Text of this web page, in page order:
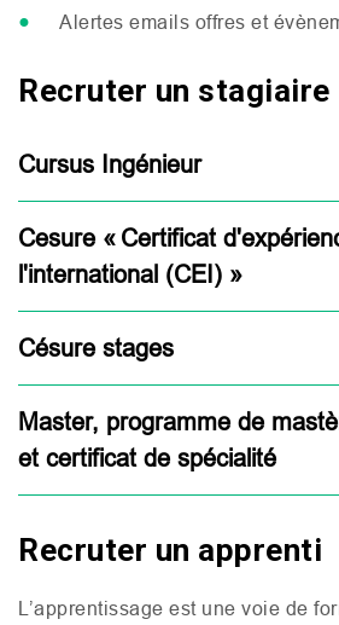
Alertes emails offres et
Recruter un stagiaire
Cursus Ingénieur
Cesure « Certificat
l'international (CEI) »
Césure stages
Master, programme de
et certificat de spécialité
Recruter un apprenti
L’apprentissage est une voie de